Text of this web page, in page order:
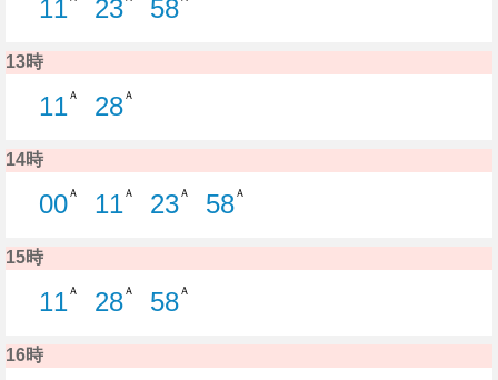
11
23
58
13時
11Ａ
28Ａ
14時
00Ａ
11Ａ
23Ａ
58Ａ
15時
11Ａ
28Ａ
58Ａ
16時